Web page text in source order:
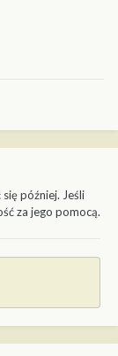
później. Jeśli
za jego pomocą.